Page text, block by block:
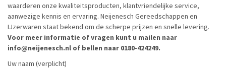
waarderen onze kwaliteitsproducten, klantvriendelijke service,
aanwezige kennis en ervaring. Neijenesch Gereedschappen en
IJzerwaren staat bekend om de scherpe prijzen en snelle levering.
Voor meer informatie of vragen kunt u mailen naar
info@neijenesch.nl of bellen naar 0180-424249.
Uw naam (verplicht)